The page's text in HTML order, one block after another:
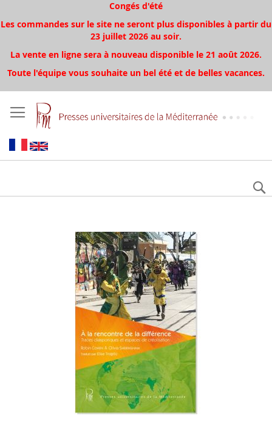
Congés d'été
Les commandes sur le site ne seront plus disponibles à partir du
23 juillet 2026 au soir.
La vente en ligne sera à nouveau disponible le 21 août 2026.
Toute l'équipe vous souhaite un bel été et de belles vacances.